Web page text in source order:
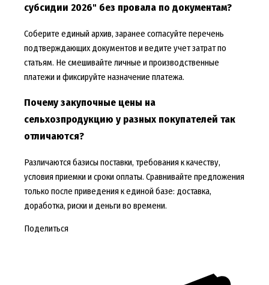
субсидии 2026" без провала по документам?
Соберите единый архив, заранее согласуйте перечень
подтверждающих документов и ведите учет затрат по
статьям. Не смешивайте личные и производственные
платежи и фиксируйте назначение платежа.
Почему закупочные цены на
сельхозпродукцию у разных покупателей так
отличаются?
Различаются базисы поставки, требования к качеству,
условия приемки и сроки оплаты. Сравнивайте предложения
только после приведения к единой базе: доставка,
доработка, риски и деньги во времени.
Поделиться